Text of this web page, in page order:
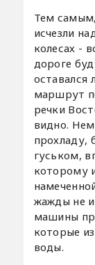
Тем
исчезли
колесах -
дороге
оставался
маршрут
речки
видно.
прохладу,
гуськом,
которому
жажды не
машины
которые
воды.